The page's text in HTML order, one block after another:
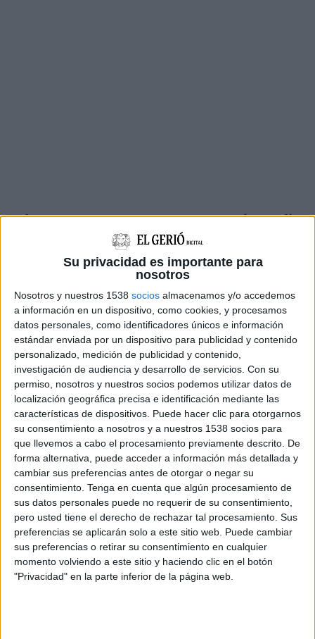
Su privacidad es importante para
nosotros
Nosotros y nuestros 1538 socios almacenamos y/o accedemos
a información en un dispositivo, como cookies, y procesamos
datos personales, como identificadores únicos e información
estándar enviada por un dispositivo para publicidad y contenido
personalizado, medición de publicidad y contenido,
investigación de audiencia y desarrollo de servicios. Con su
permiso, nosotros y nuestros socios podemos utilizar datos de
localización geográfica precisa e identificación mediante las
características de dispositivos. Puede hacer clic para otorgarnos
su consentimiento a nosotros y a nuestros 1538 socios para
que llevemos a cabo el procesamiento previamente descrito. De
forma alternativa, puede acceder a información más detallada y
cambiar sus preferencias antes de otorgar o negar su
consentimiento. Tenga en cuenta que algún procesamiento de
sus datos personales puede no requerir de su consentimiento,
pero usted tiene el derecho de rechazar tal procesamiento. Sus
preferencias se aplicarán solo a este sitio web. Puede cambiar
sus preferencias o retirar su consentimiento en cualquier
momento volviendo a este sitio y haciendo clic en el botón
"Privacidad" en la parte inferior de la página web.
L'abocament no comporta cap mena de perill
sanitari però al barrejar-se amb els sediments
de la riera ha deixat aquell tram de platja amb
l'aigua molt tèrbola, fet que ha propiciat el seu
tancament als banyistes.
Pel que fa a la par central de la platja hi oneja la
bandera groga de precaució i a la nord la
bandera verda.
S’espera que, en funció del cabal d’aigua potable
que s’hi ha abocat, i el moviment de l’onatge
que hi ha avui, els sediments -similars als què
s’arrosseguen quan hi ha una pluja intensa-
s’hagin pogut diluir abans de la mitjanit.
L’alcalde de Blanes,Àngel Canosa, s’ha acostat
arran de mar per comprovar l’abast de
l’incident i ha pogut informar de primera mà a
diversos ciutadans que també s’hi han atansat